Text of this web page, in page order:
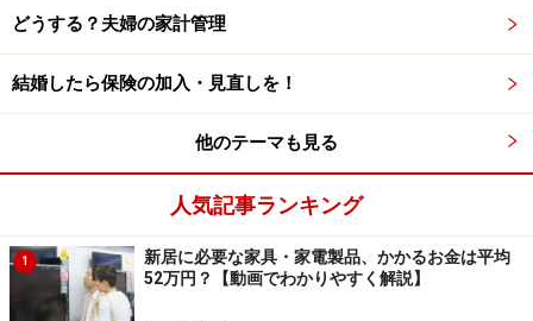
どうする？夫婦の家計管理
結婚したら保険の加入・見直しを！
他のテーマも見る
人気記事ランキング
1
新居に必要な家具・家電製品、かかるお金は平均
52万円？【動画でわかりやすく解説】